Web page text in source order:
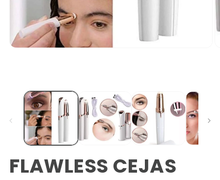
FLAWLESS CEJAS